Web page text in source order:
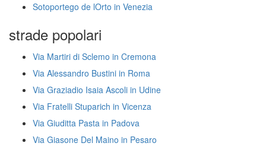
Sotoportego de lOrto in Venezia
strade popolari
Via Martiri di Sclemo in Cremona
Via Alessandro Bustini in Roma
Via Graziadio Isaia Ascoli in Udine
Via Fratelli Stuparich in Vicenza
Via Giuditta Pasta in Padova
Via Giasone Del Maino in Pesaro